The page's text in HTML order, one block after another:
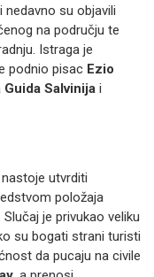
nedavno su objavili
na području te
Istraga je
podnio pisac Ezio
Guida Salvinija i
utvrditi
položaja
je privukao veliku
su bogati strani turisti
da pucaju na civile